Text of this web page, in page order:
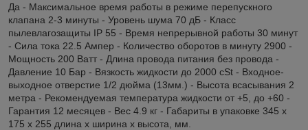
Да - Максимальное время работы в режиме перепускного
клапана 2-3 минуты - Уровень шума 70 дБ - Класс
пылевлагозащиты IP 55 - Время непрерывной работы 30 минут
- Сила тока 22.5 Ампер - Количество оборотов в минуту 2900 -
Мощность 200 Ватт - Длина провода питания без провода -
Давление 10 Бар - Вязкость жидкости до 2000 cSt - Входное-
выходное отверстие 1/2 дюйма (13мм.) - Высота всасывания 2
метра - Рекомендуемая температура жидкости от +5, до +60 -
Гарантия 12 месяцев - Вес 4.9 кг - Габариты в упаковке 345 х
175 х 255 длина х ширина х высота, мм.